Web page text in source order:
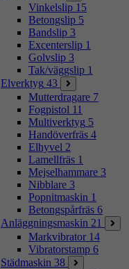
Vinkelslip 15
Betongslip 5
Bandslip 3
Excenterslip 1
Golvslip 3
Tak/väggslip 1
Elverktyg 43
Mutterdragare 7
Fogpistol 11
Multiverktyg 5
Handöverfräs 4
Elhyvel 2
Lamellfräs 1
Mejselhammare 3
Nibblare 3
Popnitmaskin 1
Betongspårfräs 6
Anläggningsmaskin 21
Markvibrator 14
Vibratorstamp 6
Städmaskin 38